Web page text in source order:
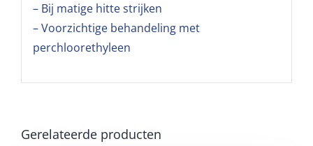
– Bij matige hitte strijken
– Voorzichtige behandeling met
perchloorethyleen
Gerelateerde producten